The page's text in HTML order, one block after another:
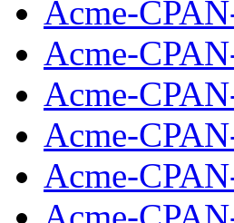
Acme-
Acme-
Acme-
Acme-
Acme-